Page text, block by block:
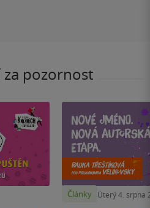
za pozornost
Články Úterý 4. srpna